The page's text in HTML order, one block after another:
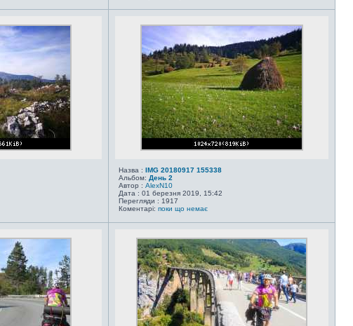
Назва : IMG 20180917 155338
Альбом: День 2
Автор : AlexN10
Дата : 01 березня 2019, 15:42
Перегляди : 1917
Коментарі: поки що немає